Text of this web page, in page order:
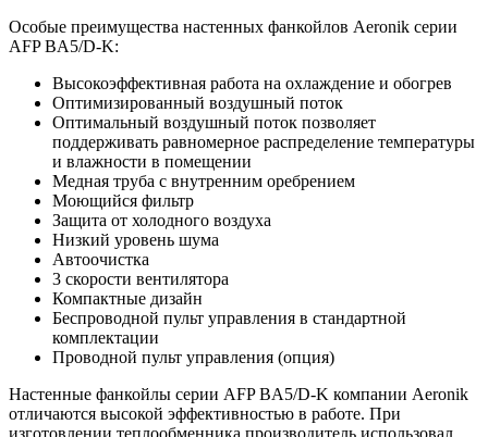
Особые преимущества настенных фанкойлов Aeronik серии
AFP BA5/D-K:
Высокоэффективная работа на охлаждение и обогрев
Оптимизированный воздушный поток
Оптимальный воздушный поток позволяет
поддерживать равномерное распределение температуры
и влажности в помещении
Медная труба с внутренним оребрением
Моющийся фильтр
Защита от холодного воздуха
Низкий уровень шума
Автоочистка
3 скорости вентилятора
Компактные дизайн
Беспроводной пульт управления в стандартной
комплектации
Проводной пульт управления (опция)
Настенные фанкойлы серии AFP BA5/D-K компании Aeronik
отличаются высокой эффективностью в работе. При
изготовлении теплообменника производитель использовал